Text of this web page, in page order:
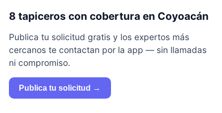
8 tapiceros con cobertura en Coyoacán
Publica tu solicitud gratis y los expertos más
cercanos te contactan por la app — sin llamadas
ni compromiso.
Publica tu solicitud →